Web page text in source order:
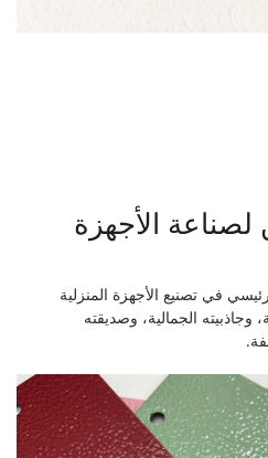
لصناعة الأجهزة
في تصنيع الأجهزة المنزلية
وجاذبيته الجمالية، وصديقته